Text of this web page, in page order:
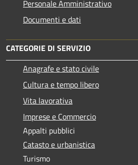
Personale Amministrativo
Documenti e dati
CATEGORIE DI SERVIZIO
Anagrafe e stato civile
Cultura e tempo libero
Vita lavorativa
Imprese e Commercio
Appalti pubblici
Catasto e urbanistica
Turismo